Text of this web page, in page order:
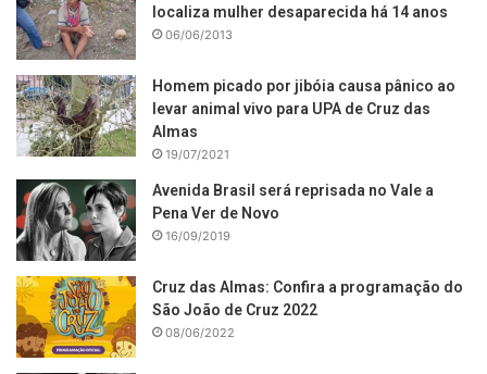
localiza mulher desaparecida há 14 anos
06/06/2013
Homem picado por jibóia causa pânico ao
levar animal vivo para UPA de Cruz das
Almas
19/07/2021
Avenida Brasil será reprisada no Vale a
Pena Ver de Novo
16/09/2019
Cruz das Almas: Confira a programação do
São João de Cruz 2022
08/06/2022